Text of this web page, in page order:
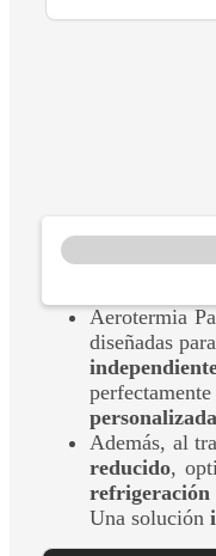
Aerotermia
diseñadas
personalizada
Además, al
reducido,
Una solución